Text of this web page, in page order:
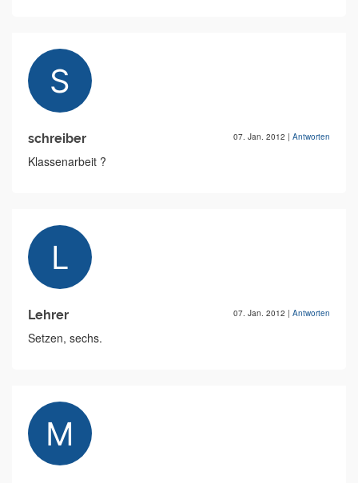
schreiber 07. Jan. 2012 | Antworten
Klassenarbeit ?
Lehrer 07. Jan. 2012 | Antworten
Setzen, sechs.